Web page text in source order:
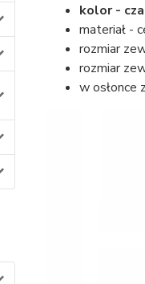
kolor -
materiał -
rozmiar
rozmiar
w osłonce